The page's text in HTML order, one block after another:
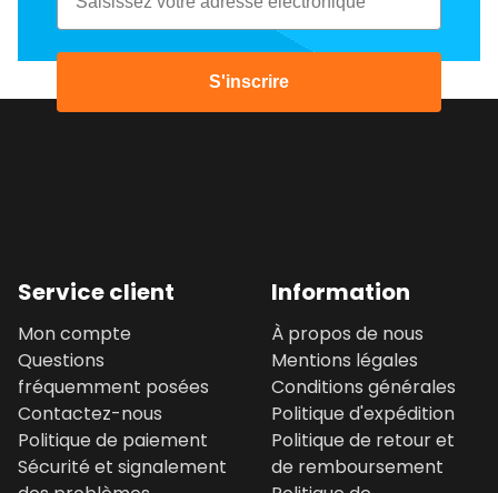
S'inscrire
Service client
Mon compte
Questions
fréquemment posées
Contactez-nous
Politique de paiement
Sécurité et signalement
Information
À propos de nous
Mentions légales
Conditions générales
Politique d'expédition
Politique de retour et
de remboursement